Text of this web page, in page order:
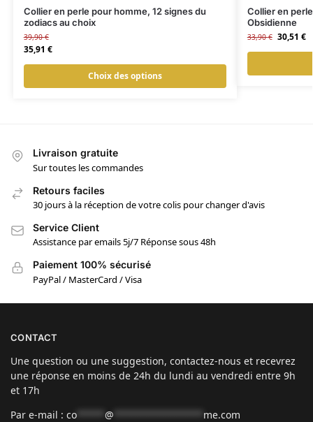
Collier en perle pour homme, 12 signes du
zodiacs au choix
39,90€
35,91 €
Choix des options
Collier en
Obsidienne
33,90€ 30,51 €
Livraison gratuite
Sur toutes les commandes
Retours faciles
30 jours à la réception de votre colis pour changer d'avis
Service Client
Assistance par emails 5j/7 Réponse sous 48h
Paiement 100% sécurisé
PayPal / MasterCard / Visa
CONTACT
Une question ou une suggestion, contactez-nous et recevrez
une réponse en moins de 24h du lundi au vendredi entre 9h
et 17h
Par e-mail : co @ me.com